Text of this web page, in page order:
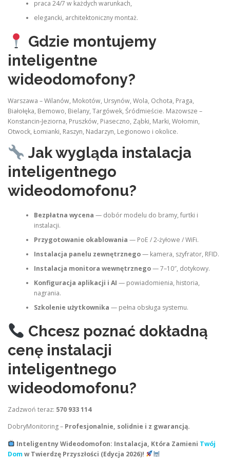
praca 24/7 w każdych warunkach,
elegancki, architektoniczny montaż.
Gdzie montujemy
inteligentne
wideodomofony?
Warszawa – Wilanów, Mokotów, Ursynów, Wola, Ochota, Praga,
Białołęka, Bemowo, Bielany, Targówek, Śródmieście. Mazowsze –
Konstancin‑Jeziorna, Pruszków, Piaseczno, Ząbki, Marki, Wołomin,
Otwock, Łomianki, Raszyn, Nadarzyn, Legionowo i okolice.
Jak wygląda instalacja
inteligentnego
wideodomofonu?
Bezpłatna wycena — dobór modelu do bramy, furtki i
instalacji.
Przygotowanie okablowania — PoE / 2‑żyłowe / WiFi.
Instalacja panelu zewnętrznego— kamera, szyfrator, RFID.
Instalacja monitora wewnętrznego— 7–10″, dotykowy.
Konfiguracja aplikacji i AI — powiadomienia, historia,
nagrania.
Szkolenie użytkownika — pełna obsługa systemu.
Chcesz poznać dokładną
cenę instalacji
inteligentnego
wideodomofonu?
Zadzwoń teraz: 570 933 114
DobryMonitoring – Profesjonalnie, solidnie i z gwarancją.
Inteligentny Wideodomofon: Instalacja, Która Zamieni Twój
Domw Twierdzę Przyszłości (Edycja 2026)!